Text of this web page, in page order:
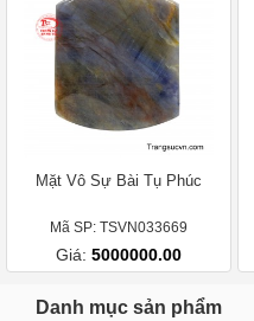
Mặt Vô Sự Bài Tụ Phúc
Mã SP: TSVN033669
Giá: 5000000.00
Danh mục sản phẩm